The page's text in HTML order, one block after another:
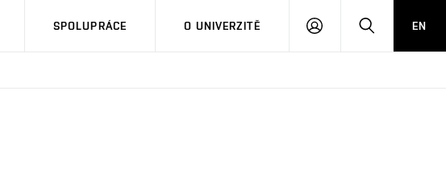
SPOLUPRÁCE O UNIVERZITĚ
PŘIHLÁSIT HLEDATEN